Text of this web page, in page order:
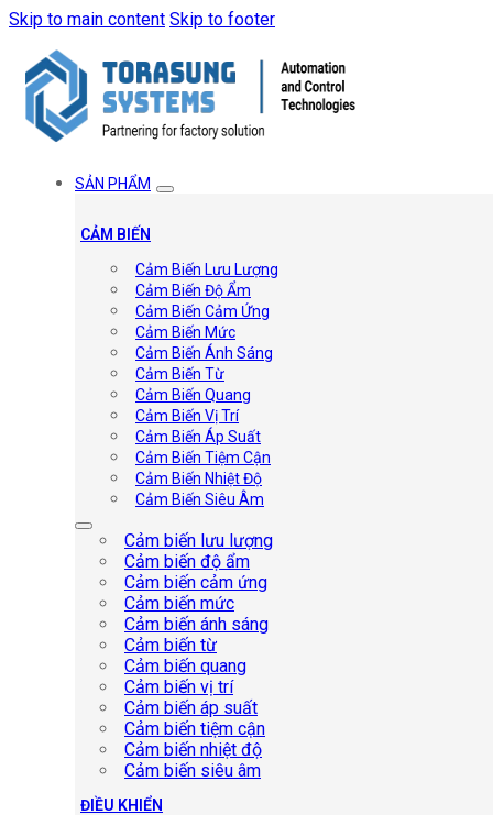
Skip to main content Skip to footer
SẢN PHẨM
CẢM BIẾN
Cảm Biến Lưu Lượng
Cảm Biến Độ Ẩm
Cảm Biến Cảm Ứng
Cảm Biến Mức
Cảm Biến Ánh Sáng
Cảm Biến Từ
Cảm Biến Quang
Cảm Biến Vị Trí
Cảm Biến Áp Suất
Cảm Biến Tiệm Cận
Cảm Biến Nhiệt Độ
Cảm Biến Siêu Âm
Cảm biến lưu lượng
Cảm biến độ ẩm
Cảm biến cảm ứng
Cảm biến mức
Cảm biến ánh sáng
Cảm biến từ
Cảm biến quang
Cảm biến vị trí
Cảm biến áp suất
Cảm biến tiệm cận
Cảm biến nhiệt độ
Cảm biến siêu âm
ĐIỀU KHIỂN